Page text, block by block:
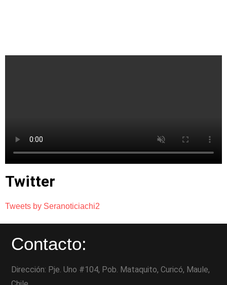
Twitter
Tweets by Seranoticiachi2
Contacto:
Dirección: Pje. Uno #104, Pob. Mataquito, Curicó, Maule,